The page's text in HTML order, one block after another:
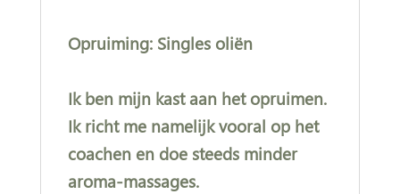
Opruiming: Singles oliën
Ik ben mijn kast aan het opruimen.
Ik richt me namelijk vooral op het
coachen en doe steeds minder
aroma-massages.